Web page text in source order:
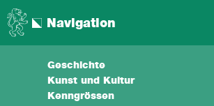
Navigation
Geschichte
Kunst und Kultur
Kenngrössen